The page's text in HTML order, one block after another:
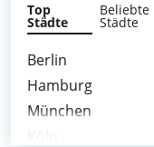
Top
Städte
Beliebte
Städte
Berlin
Hamburg
München